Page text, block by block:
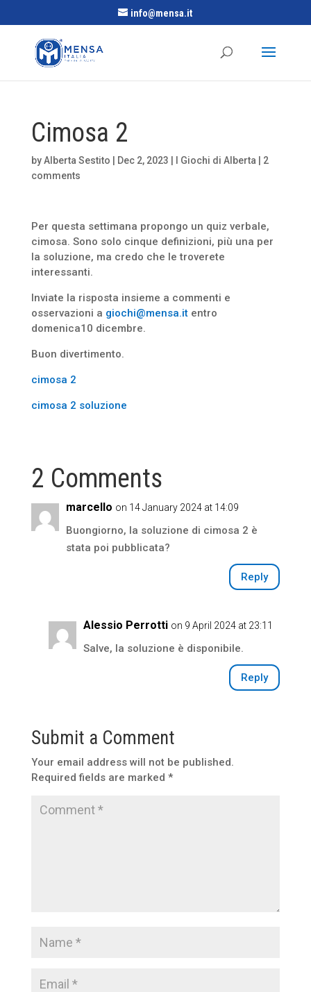
info@mensa.it
Cimosa 2
byAlberta Sestito Dec 2, 2023 I Giochi di Alberta
2
comments
Per questa settimana propongo un quiz verbale,
cimosa. Sono solo cinque definizioni, più una per
la soluzione, ma credo che le troverete
interessanti.
Inviate la risposta insieme a commenti e
osservazioni a giochi@mensa.itentro
domenica10 dicembre.
Buon divertimento.
cimosa 2
cimosa 2 soluzione
2 Comments
marcello on 14 January 2024 at 14:09
Buongiorno, la soluzione di cimosa 2 è
stata poi pubblicata?
Reply
Alessio Perrotti on 9 April 2024 at 23:11
Salve, la soluzione è disponibile.
Reply
Submit a Comment
Your email address will not be published.
Required fields are marked *